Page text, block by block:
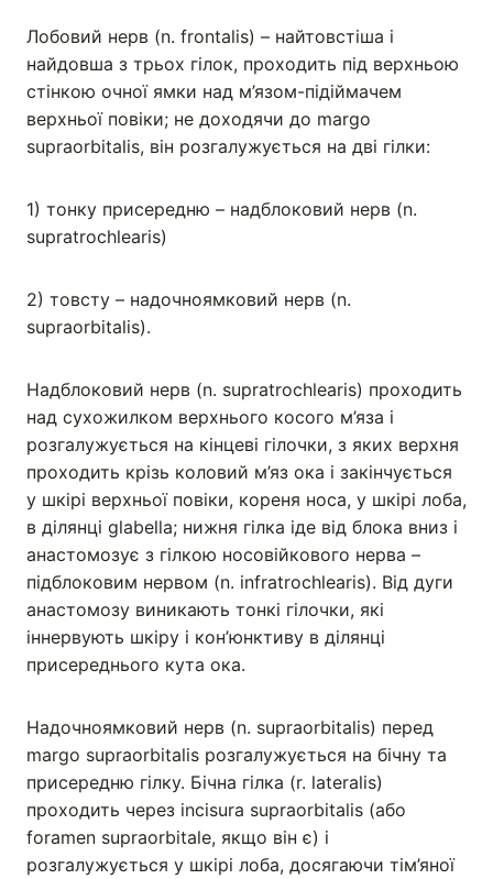
Лобовий нерв (n. frontalis) – найтовстіша і
найдовша з трьох гілок, проходить під верхньою
стінкою очної ямки над м’язом-підіймачем
верхньої повіки; не доходячи до margo
supraorbitalis, він розгалужується на дві гілки:
1) тонку присередню – надблоковий нерв (n.
supratrochlearis)
2) товсту – надочноямковий нерв (n.
supraorbitalis).
Надблоковий нерв (n. supratrochlearis) проходить
над сухожилком верхнього косого м’яза і
розгалужується на кінцеві гілочки, з яких верхня
проходить крізь коловий м’яз ока і закінчується
у шкірі верхньої повіки, кореня носа, у шкірі лоба,
в ділянці glabella; нижня гілка іде від блока вниз і
анастомозує з гілкою носовійкового нерва –
підблоковим нервом (n. infratrochlearis). Від дуги
анастомозу виникають тонкі гілочки, які
іннервують шкіру і кон’юнктиву в ділянці
присереднього кута ока.
Надочноямковий нерв (n. supraorbitalis) перед
margo supraorbitalis розгалужується на бічну та
присередню гілку. Бічна гілка (r. lateralis)
проходить через incisura supraorbitalis (або
foramen supraorbitale, якщо він є) і
розгалужується у шкірі лоба, досягаючи тім’яної